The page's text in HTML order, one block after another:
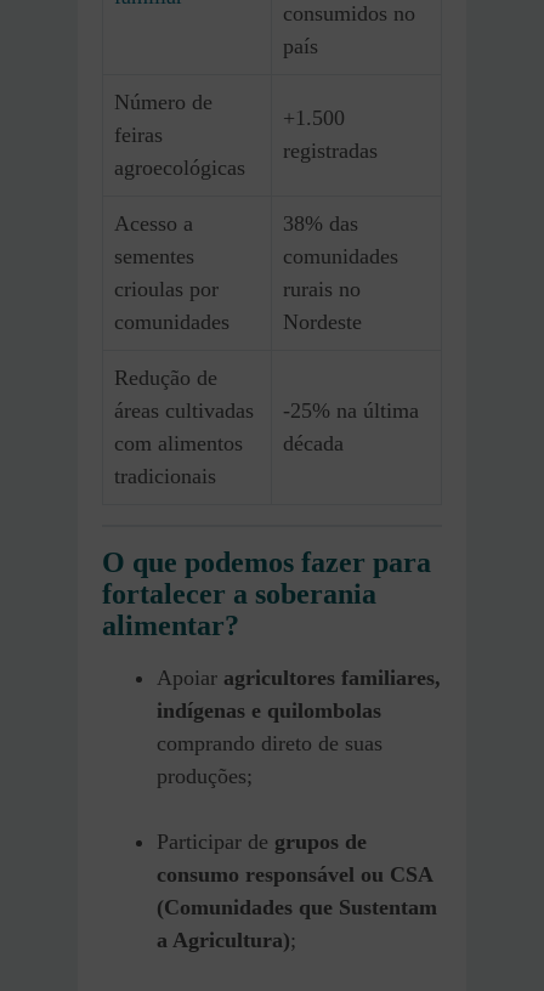
consumidos no
país
Número de
feiras
agroecológicas
+1.500
registradas
Acesso a
sementes
crioulas por
comunidades
38% das
comunidades
rurais no
Nordeste
Redução de
áreas cultivadas
com alimentos
tradicionais
-25% na última
década
O que podemos fazer para
fortalecer a soberania
alimentar?
Apoiar agricultores familiares,
indígenas e quilombolas
comprando direto de suas
produções;
Participar de grupos de
consumo responsável ou CSA
(Comunidades que Sustentam
a Agricultura);